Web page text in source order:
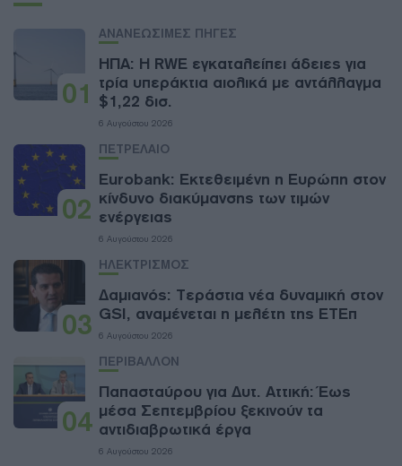
01
ΑΝΑΝΕΩΣΙΜΕΣ ΠΗΓΕΣ
ΗΠΑ: Η RWE εγκαταλείπει άδειες για
τρία υπεράκτια αιολικά με αντάλλαγμα
$1,22 δισ.
6 Αυγούστου 2026
02
ΠΕΤΡΕΛΑΙΟ
Eurobank: Εκτεθειμένη η Ευρώπη στον
κίνδυνο διακύμανσης των τιμών
ενέργειας
6 Αυγούστου 2026
03
ΗΛΕΚΤΡΙΣΜΟΣ
Δαμιανός: Τεράστια νέα δυναμική στον
GSI, αναμένεται η μελέτη της ΕΤΕπ
6 Αυγούστου 2026
04
ΠΕΡΙΒΑΛΛΟΝ
Παπασταύρου για Δυτ. Αττική: Έως
μέσα Σεπτεμβρίου ξεκινούν τα
αντιδιαβρωτικά έργα
6 Αυγούστου 2026